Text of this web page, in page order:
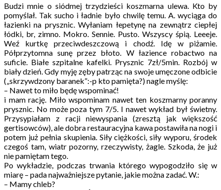
Budzi mnie o siódmej trzydzieści koszmarna ulewa. Kto by
pomyślał. Tak sucho i ładnie było chwilę temu. A. wyciąga do
łazienki na prysznic. Wyłaniam łepetynę na zewnątrz ciepłej
łódki, br, zimno. Mokro. Sennie. Pusto. Wszyscy śpią. Leeeje.
Weź kurtkę przeciwdeszczową i chodź. Idę w piżamie.
Półprzytomna sunę przez błoto. W łazience robactwo na
suficie. Białe szpitalne kafelki. Prysznic 7zł/5min. Rozbój w
biały dzień. Gdy myję zęby patrząc na swoje umęczone odbicie
(„skrzywdzony baranek”:-p kto pamięta?) nagle myślę:
– Nawet to miło będę wspominać!
i mam rację. Miło wspominam nawet ten koszmarny poranny
prysznic. No może poza tym 7/5. I nawet wykład był świetny.
Przysypiałam z racji niewyspania (zresztą jak większość
gertisowców), ale dobra restauracyjna kawa postawiła na nogi i
potem już pełnia skupienia. Siły ciężkości, siły wyporu, środek
czegoś tam, wiatr pozorny, rzeczywisty, żagle. Szkoda, że już
nie pamiętam tego.
Po wykładzie, podczas trwania którego wypogodziło się w
miarę – pada najważniejsze pytanie, jakie można zadać. W.:
– Mamy chleb?